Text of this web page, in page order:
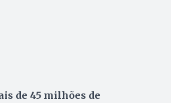
de 45 milhões de